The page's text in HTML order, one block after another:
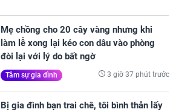
Mẹ chồng cho 20 cây vàng nhưng khi
làm lễ xong lại kéo con dâu vào phòng
đòi lại với lý do bất ngờ
Tâm sự gia đình 3 giờ 37 phút trước
Bị gia đình bạn trai chê, tôi bình thản lấy